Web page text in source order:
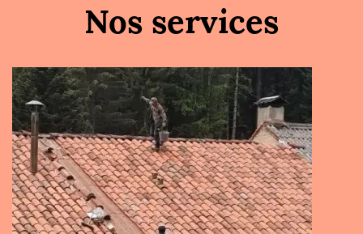
Nos services